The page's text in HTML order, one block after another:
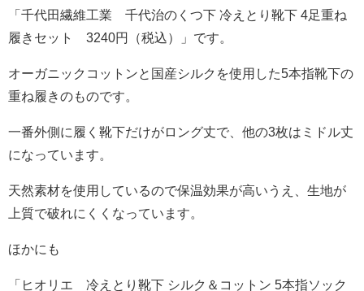
「千代田繊維工業 千代治のくつ下 冷えとり靴下 4足重ね
履きセット 3240円（税込）」です。
オーガニックコットンと国産シルクを使用した5本指靴下の
重ね履きのものです。
一番外側に履く靴下だけがロング丈で、他の3枚はミドル丈
になっています。
天然素材を使用しているので保温効果が高いうえ、生地が
上質で破れにくくなっています。
ほかにも
「ヒオリエ 冷えとり靴下 シルク＆コットン 5本指ソック